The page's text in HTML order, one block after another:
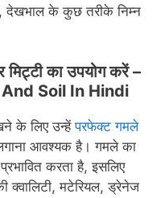
के कुछ तरीके निम्न
मिट्टी का उपयोग करें –
Soil In Hindi
के लिए उन्हेंपरफेक्ट गमले
आवश्यक है। गमले का
करता है, इसलिए
क्वालिटी, मटेरियल, ड्रेनेज